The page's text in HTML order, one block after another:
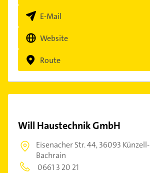
E-Mail
Website
Route
Will Haustechnik GmbH
Eisenacher Str. 44,36093 Künzell-
Bachrain
0661 3 20 21